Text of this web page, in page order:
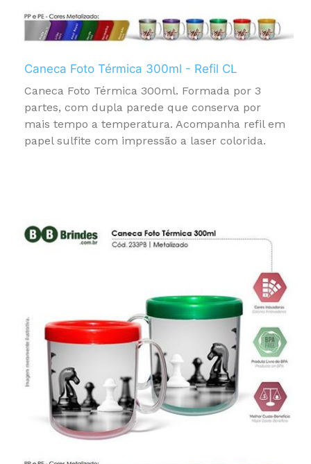
Caneca Foto Térmica 300ml - Refil CL
Caneca Foto Térmica 300ml. Formada por 3
partes, com dupla parede que conserva por
mais tempo a temperatura. Acompanha refil em
papel sulfite com impressão a laser colorida.